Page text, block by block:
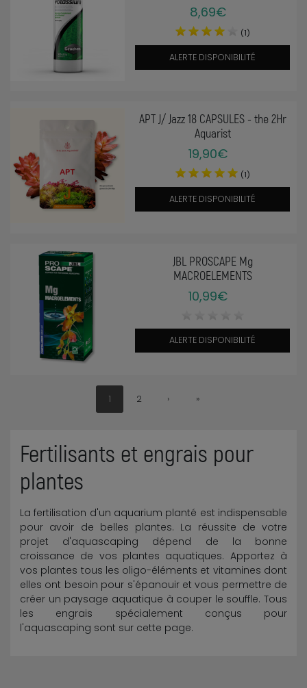
Fertilisants et engrais pour
plantes
La fertilisation d'un aquarium planté est indispensable
pour avoir de belles plantes. La réussite de votre
projet d'aquascaping dépend de la bonne
croissance de vos plantes aquatiques. Apportez à
vos plantes tous les oligo-éléments et vitamines dont
elles ont besoin pour s'épanouir et vous permettre de
créer un paysage aquatique à couper le souffle. Tous
les engrais spécialement conçus pour
l'aquascaping sont sur cette page.
8,69€
(1)
ALERTE DISPONIBILITÉ
APT J/ Jazz 18 CAPSULES - the 2Hr
Aquarist
19,90€
(1)
ALERTE DISPONIBILITÉ
JBL PROSCAPE Mg
MACROELEMENTS
10,99€
ALERTE DISPONIBILITÉ
1 2 › »